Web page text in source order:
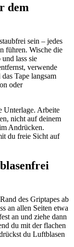
dem
sein – jedes
führen. Wische die
lass sie
verwende
Tape langsam
oder
Unterlage. Arbeite
nicht auf deinem
Andrücken.
du freie Sicht auf
des Griptapes ab
an allen Seiten etwa
an und ziehe dann
du mit der flachen
du Luftblasen